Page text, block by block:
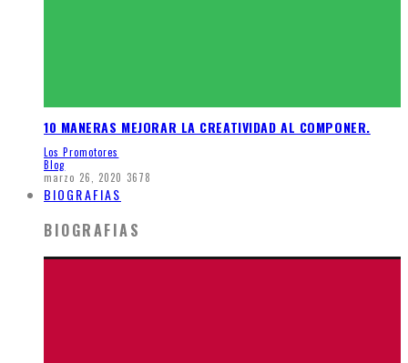
10 MANERAS MEJORAR LA CREATIVIDAD AL COMPONER.
Los Promotores
Blog
marzo 26, 2020 3678
BIOGRAFIAS
BIOGRAFIAS